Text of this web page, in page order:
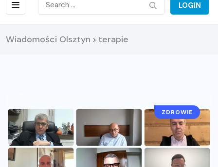
LOGIN
Wiadomości Olsztyn > terapie
ZDROWIE